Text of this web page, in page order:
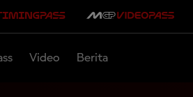
Video Berita